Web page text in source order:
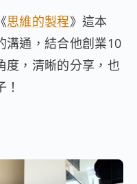
思維的製程》這本
溝通，結合他創業10
度，清晰的分享，也